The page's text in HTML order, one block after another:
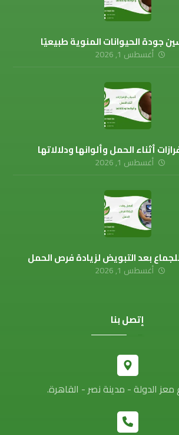
جودة الحيوانات المنوية طبيعيًا
أغسطس 1, 2026
أثناء الحمل وألوانها ودلالاتها
أغسطس 1, 2026
بعد التبويض لزيادة فرص الحمل
أغسطس 1, 2026
إتصل بنا